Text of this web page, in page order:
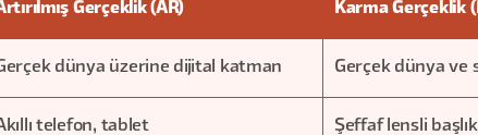
Gerçeklik (AR) Karma Gerçeklik
dünya üzerine dijital katman Gerçek dünya ve
telefon, tablet Şeffaf lensli başlık